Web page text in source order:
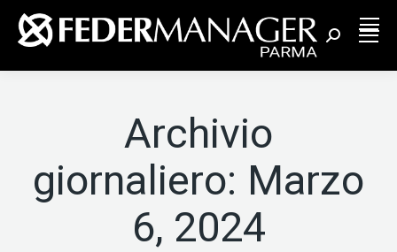
Cerca:
Archivio
giornaliero: Marzo
6, 2024